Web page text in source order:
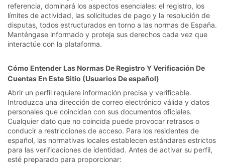
referencia, dominará los aspectos esenciales: el registro, los
límites de actividad, las solicitudes de pago y la resolución de
disputas, todos estructurados en torno a las normas de España.
Manténgase informado y proteja sus derechos cada vez que
interactúe con la plataforma.
Cómo Entender Las Normas De Registro Y Verificación De
Cuentas En Este Sitio (Usuarios De español)
Abrir un perfil requiere información precisa y verificable.
Introduzca una dirección de correo electrónico válida y datos
personales que coincidan con sus documentos oficiales.
Cualquier dato que no coincida puede provocar retrasos o
conducir a restricciones de acceso. Para los residentes de
español, las normativas locales establecen estándares estrictos
para las verificaciones de identidad. Antes de activar su perfil,
esté preparado para proporcionar: